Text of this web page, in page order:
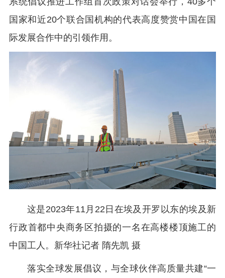
国家和近20个联合国机构的代表高度赞赏中国在国
际发展合作中的引领作用。
这是2023年11月22日在埃及开罗以东的埃及新
行政首都中央商务区拍摄的一名在高楼楼顶施工的
中国工人。新华社记者 隋先凯 摄
落实全球发展倡议，与全球伙伴高质量共建“一